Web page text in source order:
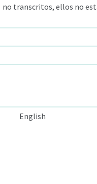
no transcritos, ellos no
English